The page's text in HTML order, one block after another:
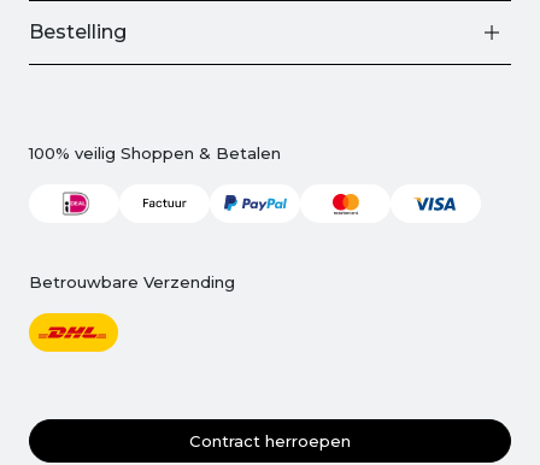
Bestelling
100% veilig Shoppen & Betalen
Betrouwbare Verzending
Contract herroepen